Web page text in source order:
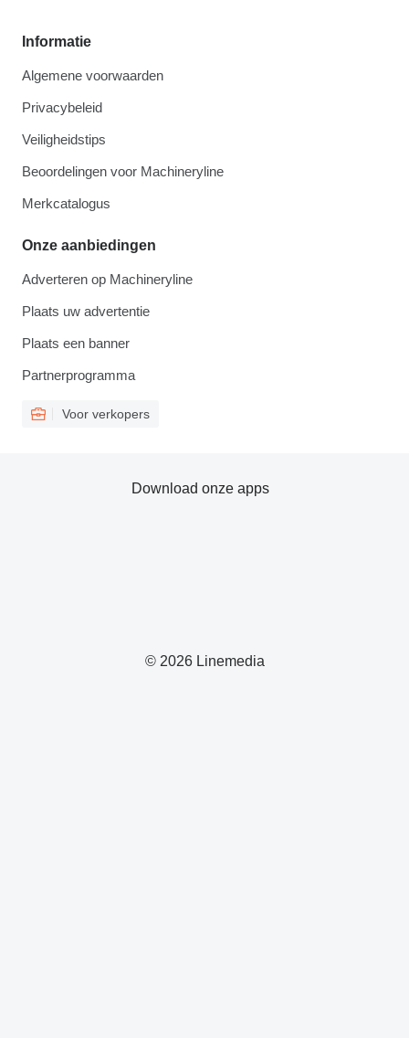
Informatie
Algemene voorwaarden
Privacybeleid
Veiligheidstips
Beoordelingen voor Machineryline
Merkcatalogus
Onze aanbiedingen
Adverteren op Machineryline
Plaats uw advertentie
Plaats een banner
Partnerprogramma
Voor verkopers
© 2026 Linemedia
Download onze apps